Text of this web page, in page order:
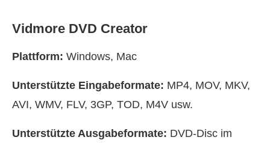
Vidmore DVD Creator
Plattform: Windows, Mac
Unterstützte Eingabeformate: MP4, MOV, MKV,
AVI, WMV, FLV, 3GP, TOD, M4V usw.
Unterstützte Ausgabeformate: DVD-Disc im